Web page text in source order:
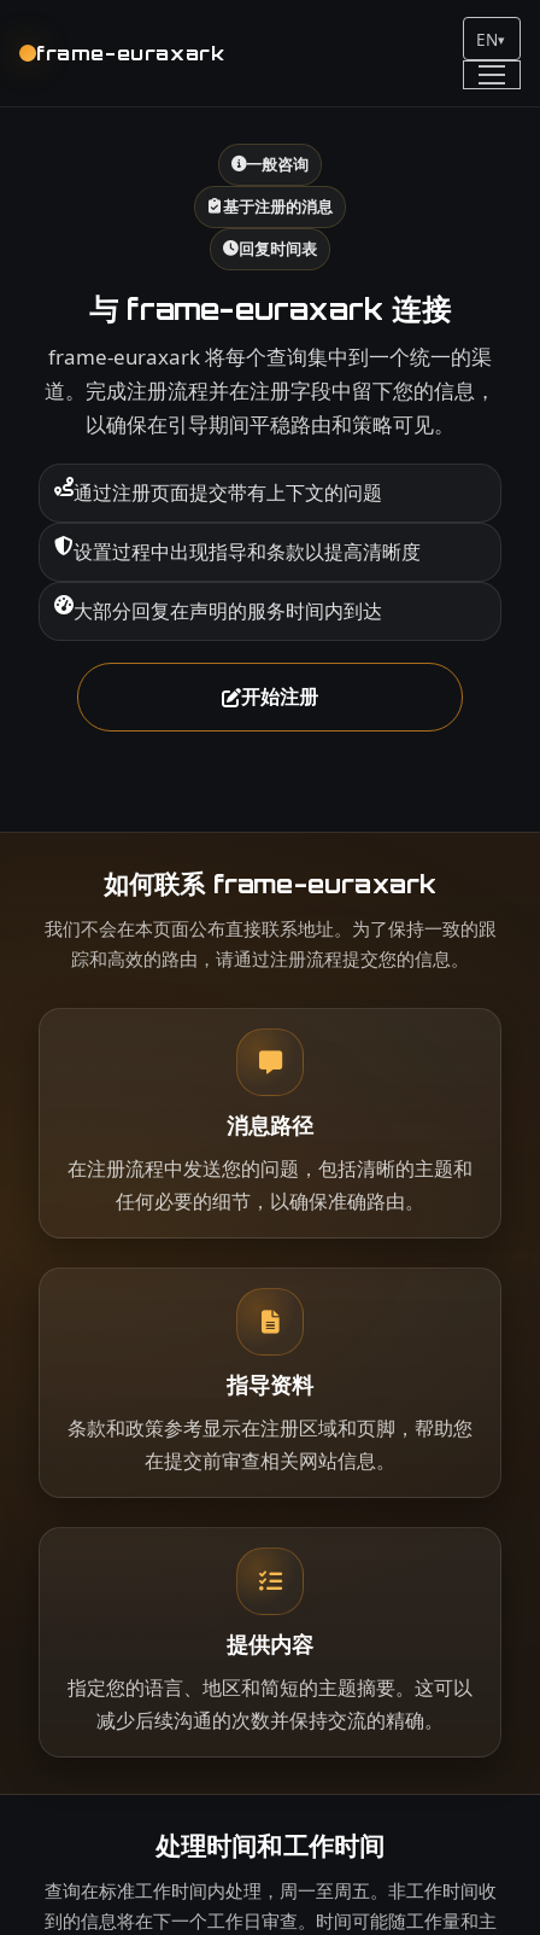
frame-euraxark
EN▾
一般咨询
基于注册的消息
回复时间表
与 frame-euraxark 连接
frame-euraxark 将每个查询集中到一个统一的渠
道。完成注册流程并在注册字段中留下您的信息，
以确保在引导期间平稳路由和策略可见。
通过注册页面提交带有上下文的问题
设置过程中出现指导和条款以提高清晰度
大部分回复在声明的服务时间内到达
开始注册
如何联系 frame-euraxark
我们不会在本页面公布直接联系地址。为了保持一致的跟
踪和高效的路由，请通过注册流程提交您的信息。
消息路径
在注册流程中发送您的问题，包括清晰的主题和
任何必要的细节，以确保准确路由。
指导资料
条款和政策参考显示在注册区域和页脚，帮助您
在提交前审查相关网站信息。
提供内容
指定您的语言、地区和简短的主题摘要。这可以
减少后续沟通的次数并保持交流的精确。
处理时间和工作时间
查询在标准工作时间内处理，周一至周五。非工作时间收
到的信息将在下一个工作日审查。时间可能随工作量和主